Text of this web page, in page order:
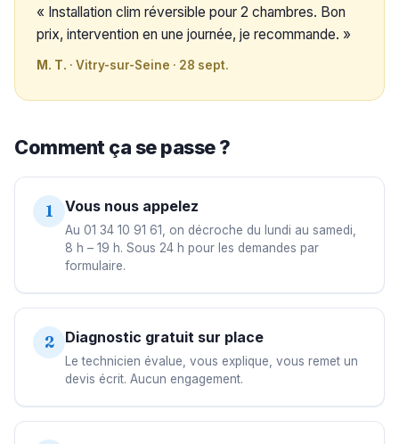
« Installation clim réversible pour 2 chambres. Bon
prix, intervention en une journée, je recommande. »
M. T. · Vitry-sur-Seine · 28 sept.
Comment ça se passe ?
1 Vous nous appelez
Au 01 34 10 91 61, on décroche du lundi au samedi,
8 h – 19 h. Sous 24 h pour les demandes par
formulaire.
2 Diagnostic gratuit sur place
Le technicien évalue, vous explique, vous remet un
devis écrit. Aucun engagement.